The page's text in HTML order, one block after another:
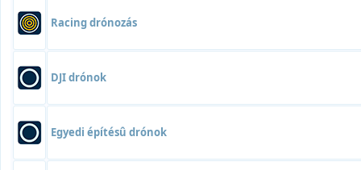
Racing drónozás
DJI drónok
Egyedi építésû drónok